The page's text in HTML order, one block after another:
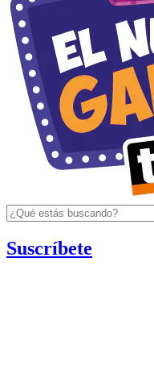
Suscríbete